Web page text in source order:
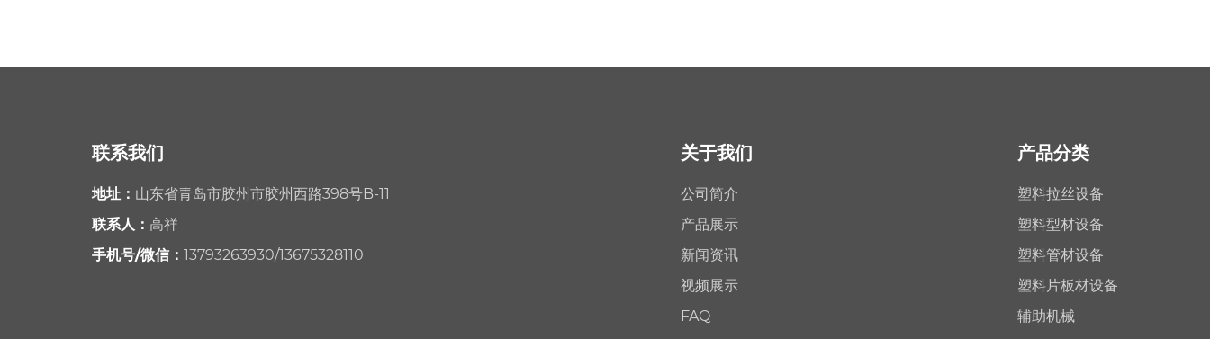
联系我们
地址： 山东省青岛市胶州市胶州西路398号B-11
联系人： 高祥
手机号/微信： 13793263930/13675328110
关于我们
公司简介
产品展示
新闻资讯
视频展示
FAQ
产品分类
塑料拉丝设备
塑料型材设备
塑料管材设备
塑料片板材设备
辅助机械